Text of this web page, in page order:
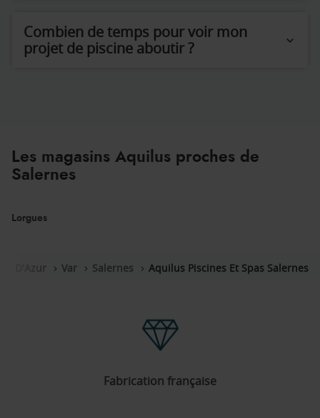
Combien de temps pour voir mon
projet de piscine aboutir ?
Les magasins Aquilus proches de
Salernes
Lorgues
D'Azur Var Salernes Aquilus Piscines Et Spas Salernes
Fabrication française